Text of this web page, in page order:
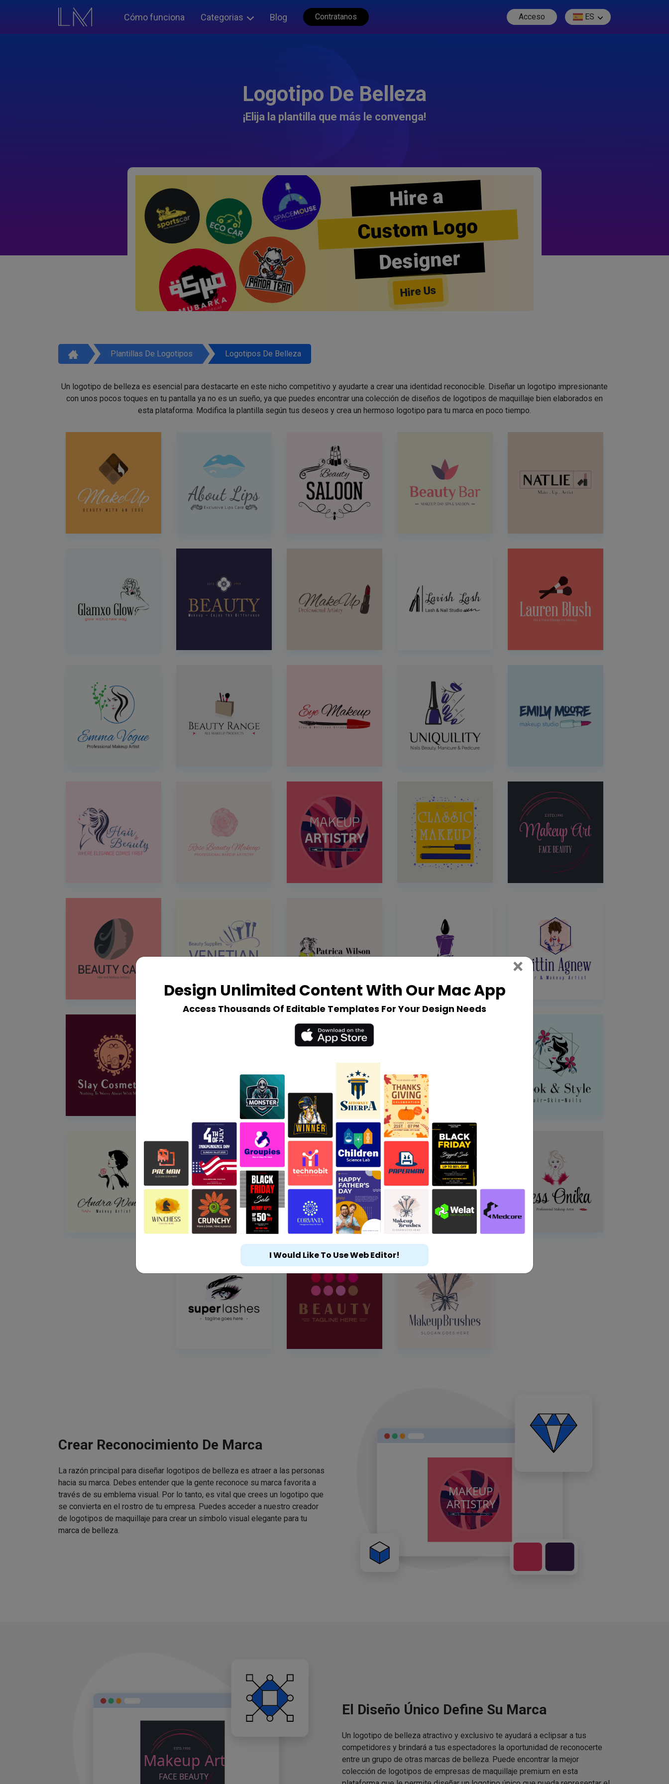
Cómo funciona Categorias Blog Contratanos Acceso ES
Logotipo De Belleza
¡Elija la plantilla que más le convenga!
Hire a
Custom Logo
Designer
Hire Us
Plantillas De Logotipos Logotipos De Belleza
Un logotipo de belleza es esencial para destacarte en este nicho competitivo y ayudarte a crear una identidad reconocible. Diseñar un logotipo impresionante
con unos pocos toques en tu pantalla ya no es un sueño, ya que puedes encontrar una colección de diseños de logotipos de maquillaje bien elaborados en
esta plataforma. Modifica la plantilla según tus deseos y crea un hermoso logotipo para tu marca en poco tiempo.
Crear Reconocimiento De Marca
La razón principal para diseñar logotipos de belleza es atraer a las personas
hacia su marca. Debes entender que la gente reconoce su marca favorita a
través de su emblema visual. Por lo tanto, es vital que crees un logotipo que
se convierta en el rostro de tu empresa. Puedes acceder a nuestro creador
de logotipos de maquillaje para crear un símbolo visual elegante para tu
marca de belleza.
El Diseño Único Define Su Marca
Un logotipo de belleza atractivo y exclusivo te ayudará a eclipsar a tus
competidores y brindará a tus espectadores la oportunidad de reconocerte
entre un grupo de otras marcas de belleza. Puede encontrar la mejor
colección de logotipos de empresas de maquillaje premium en esta
Design Unlimited Content With Our Mac App
Access Thousands Of Editable Templates For Your Design Needs
× Close
I Would Like To Use Web Editor!